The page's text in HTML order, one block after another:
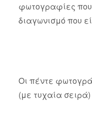
φωτογραφίες που
διαγωνισμό που
Οι πέντε
(με τυχαία σειρά)